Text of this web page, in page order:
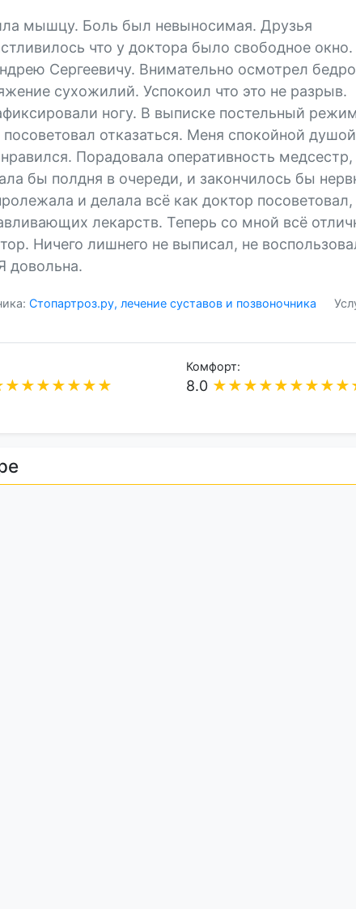
мышцу. Боль был невыносимая. Друзья
что у доктора было свободное окно.
Сергеевичу. Внимательно осмотрел
сухожилий. Успокоил что это не разрыв.
ногу. В выписке постельный
отказаться. Меня спокойной душой
Порадовала оперативность медсестр,
бы полдня в очереди, и закончилось бы
и делала всё как доктор посоветовал,
лекарств. Теперь со мной всё
Ничего лишнего не выписал, не
довольна.
Стопартроз.ру, лечение суставов и позвоночника
★★★★★★★
Комфорт:
8.0 ★★★★★★★★★